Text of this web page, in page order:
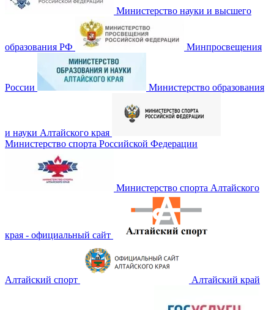
Министерство науки и высшего
образования РФ Минпросвещения
России Министерство образования
и науки Алтайского края
Министерство спорта Российской Федерации
Министерство спорта Алтайского
края - официальный сайт
Алтайский спорт Алтайский край